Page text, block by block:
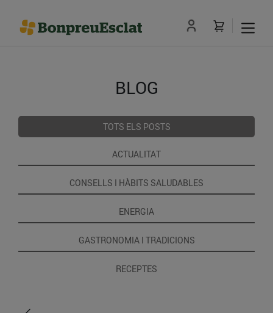
BLOG
TOTS ELS POSTS
ACTUALITAT
CONSELLS I HÀBITS SALUDABLES
ENERGIA
GASTRONOMIA I TRADICIONS
RECEPTES